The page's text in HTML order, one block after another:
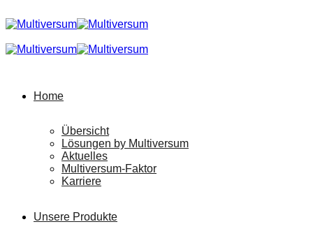
Home
Übersicht
Lösungen by Multiversum
Aktuelles
Multiversum-Faktor
Karriere
Unsere Produkte